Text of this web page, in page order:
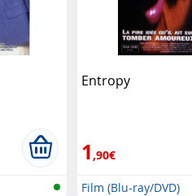
Entropy
1,90€
Film (Blu-ray/DVD)